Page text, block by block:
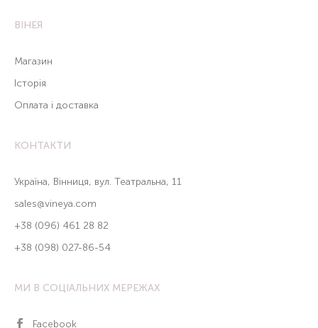
ВІНЕЯ
Магазин
Історія
Оплата і доставка
КОНТАКТИ
Україна, Вінниця, вул. Театральна, 11
sales@vineya.com
+38 (096) 461 28 82
+38 (098) 027-86-54
МИ В СОЦІАЛЬНИХ МЕРЕЖАХ
Facebook